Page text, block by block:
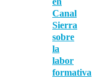
Canal
Sierra
sobre
la
labor
formativa